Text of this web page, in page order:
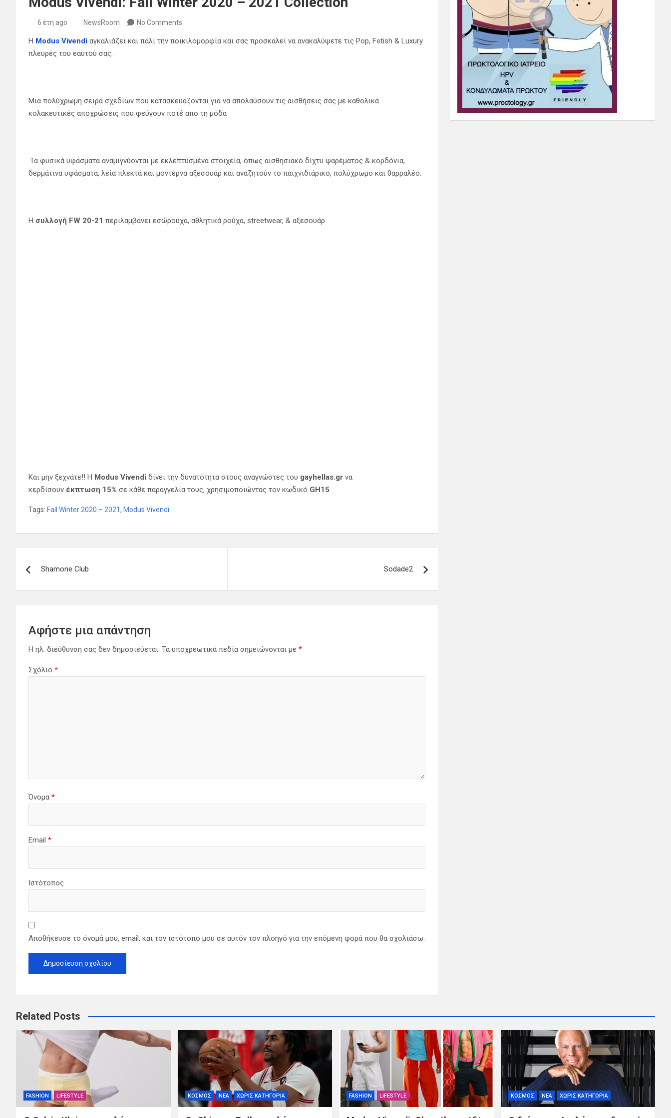
6 έτη ago NewsRoom No Comments
H Modus Vivendi αγκαλιάζει και πάλι την ποικιλομορφία και σας προσκαλεί να ανακαλύψετε τις Pop, Fetish & Luxury
πλευρές του εαυτού σας.
Μια πολύχρωμη σειρά σχεδίων που κατασκευάζονται για να απολαύσουν τις αισθήσεις σας με καθολικά
κολακευτικές αποχρώσεις που φεύγουν ποτέ απο τη μόδα
.Τα φυσικά υφάσματα αναμιγνύονται με εκλεπτυσμένα στοιχεία, όπως αισθησιακό δίχτυ ψαρέματος & κορδόνια,
δερμάτινα υφάσματα, λεία πλεκτά και μοντέρνα αξεσουάρ και αναζητούν το παιχνιδιάρικο, πολύχρωμο και θαρραλέο.
Η συλλογή FW 20-21 περιλαμβάνει εσώρουχα, αθλητικά ρούχα, streetwear, & αξεσουάρ
Και μην ξεχνάτε!! H Modus Vivendi δίνει την δυνατότητα στους αναγνώστες του gayhellas.gr να
κερδίσουν έκπτωση 15% σε κάθε παραγγελία τους, χρησιμοποιώντας τον κωδικό GH15
Tags: Fall Winter 2020 – 2021, Modus Vivendi
άρθρων
Shamone Club Sodade2
Αφήστε μια απάντηση
Η ηλ. διεύθυνση σας δεν δημοσιεύεται. Τα υποχρεωτικά πεδία σημειώνονται με *
Σχόλιο *
Όνομα *
Email *
Ιστότοπος
Αποθήκευσε το όνομά μου, email, και τον ιστότοπο μου σε αυτόν τον πλοηγό για την επόμενη φορά που θα σχολιάσω.
Related Posts
FASHION LIFESTYLE ΚΟΣΜΟΣ ΝΕΑ ΧΩΡΊΣ ΚΑΤΗΓΟΡΊΑ FASHION LIFESTYLE ΚΟΣΜΟΣ ΝΕΑ ΧΩΡΊΣ ΚΑΤΗΓΟΡΊΑ